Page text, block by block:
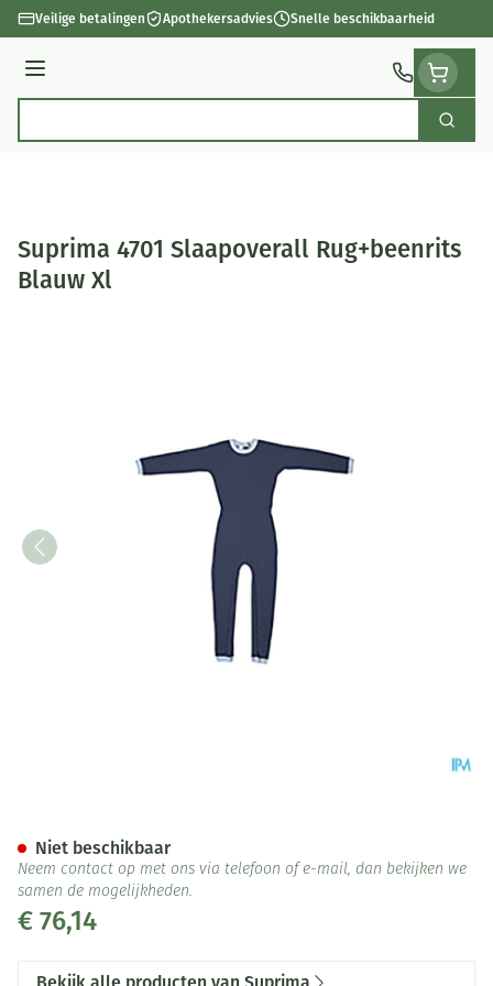
Ga naar de inhoud
Veilige betalingen Apothekersadvies Snelle beschikbaarheid
Menu
Zoek
Suprima 4701 Slaapoverall Rug+beenrits
Blauw Xl
€ 76,14
Niet beschikbaar
Neem contact op met ons via telefoon of e-mail, dan bekijken we
samen de mogelijkheden.